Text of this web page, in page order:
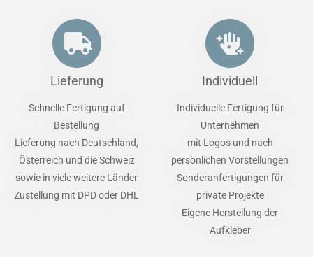
Lieferung
Schnelle Fertigung auf
Bestellung
Lieferung nach Deutschland,
Österreich und die Schweiz
sowie in viele weitere Länder
Zustellung mit DPD oder DHL
Individuell
Individuelle Fertigung für
Unternehmen
mit Logos und nach
persönlichen Vorstellungen
Sonderanfertigungen für
private Projekte
Eigene Herstellung der
Aufkleber